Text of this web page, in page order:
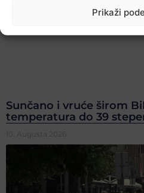
Prikaži
Sunčano i vruće širom
temperatura do 39
10. Augusta 2026.